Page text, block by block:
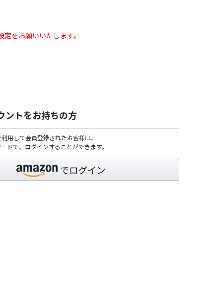
をお願いいたします。
トをお持ちの方
用して会員登録されたお客様は、
ドで、ログインすることができます。